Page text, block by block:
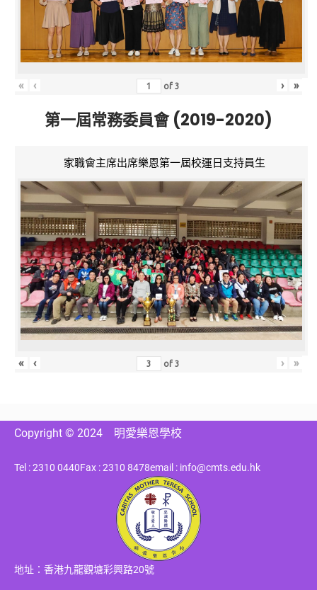
« ‹ of3 › »
第一屆常務委員會 (2019-2020)
家職會主席出席樂恩第一屆校運日支持員生
« ‹ of3 › »
Copyright © 2024 明愛樂恩學校
Tel : 2310 0440Fax : 2310 8478email : info@cmts.edu.hk
地址：香港九龍觀塘彩興路20號